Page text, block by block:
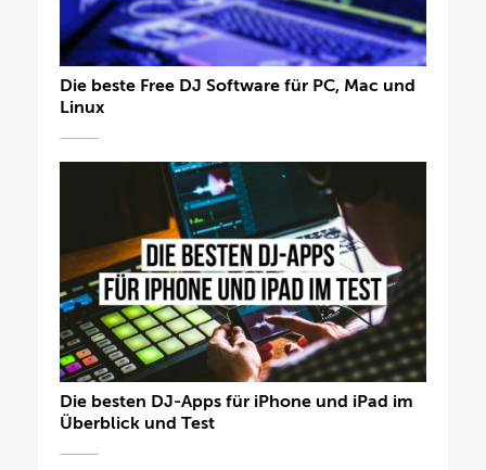
Die beste Free DJ Software für PC, Mac und
Linux
Die besten DJ-Apps für iPhone und iPad im
Überblick und Test